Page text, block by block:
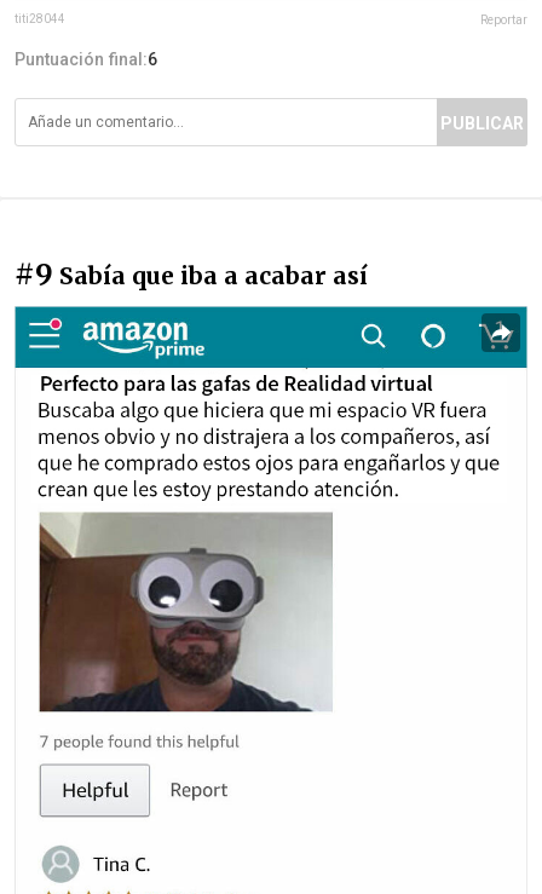
titi28044 Reportar
Puntuación final:6
PUBLICAR
#9 Sabía que iba a acabar así